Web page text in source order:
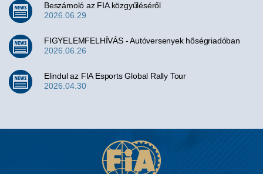
Beszámoló az FIA közgyűléséről
2026.06.29
FIGYELEMFELHÍVÁS - Autóversenyek hőségriadóban
2026.06.26
Elindul az FIA Esports Global Rally Tour
2026.04.30